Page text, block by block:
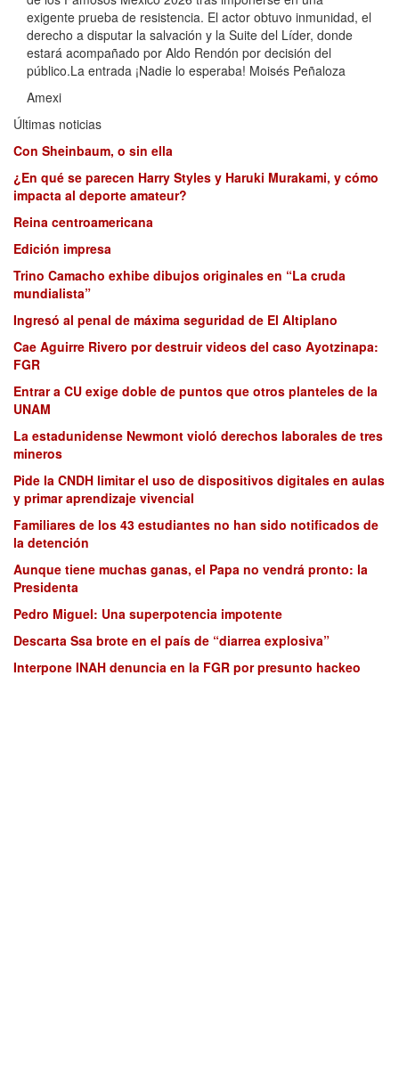
exigente prueba de resistencia. El actor obtuvo inmunidad, el
derecho a disputar la salvación y la Suite del Líder, donde
estará acompañado por Aldo Rendón por decisión del
público.La entrada ¡Nadie lo esperaba! Moisés Peñaloza
Amexi
Últimas noticias
Con Sheinbaum, o sin ella
¿En qué se parecen Harry Styles y Haruki Murakami, y cómo
impacta al deporte amateur?
Reina centroamericana
Edición impresa
Trino Camacho exhibe dibujos originales en “La cruda
mundialista”
Ingresó al penal de máxima seguridad de El Altiplano
Cae Aguirre Rivero por destruir videos del caso Ayotzinapa:
FGR
Entrar a CU exige doble de puntos que otros planteles de la
UNAM
La estadunidense Newmont violó derechos laborales de tres
mineros
Pide la CNDH limitar el uso de dispositivos digitales en aulas
y primar aprendizaje vivencial
Familiares de los 43 estudiantes no han sido notificados de
la detención
Aunque tiene muchas ganas, el Papa no vendrá pronto: la
Presidenta
Pedro Miguel: Una superpotencia impotente
Descarta Ssa brote en el país de “diarrea explosiva”
Interpone INAH denuncia en la FGR por presunto hackeo